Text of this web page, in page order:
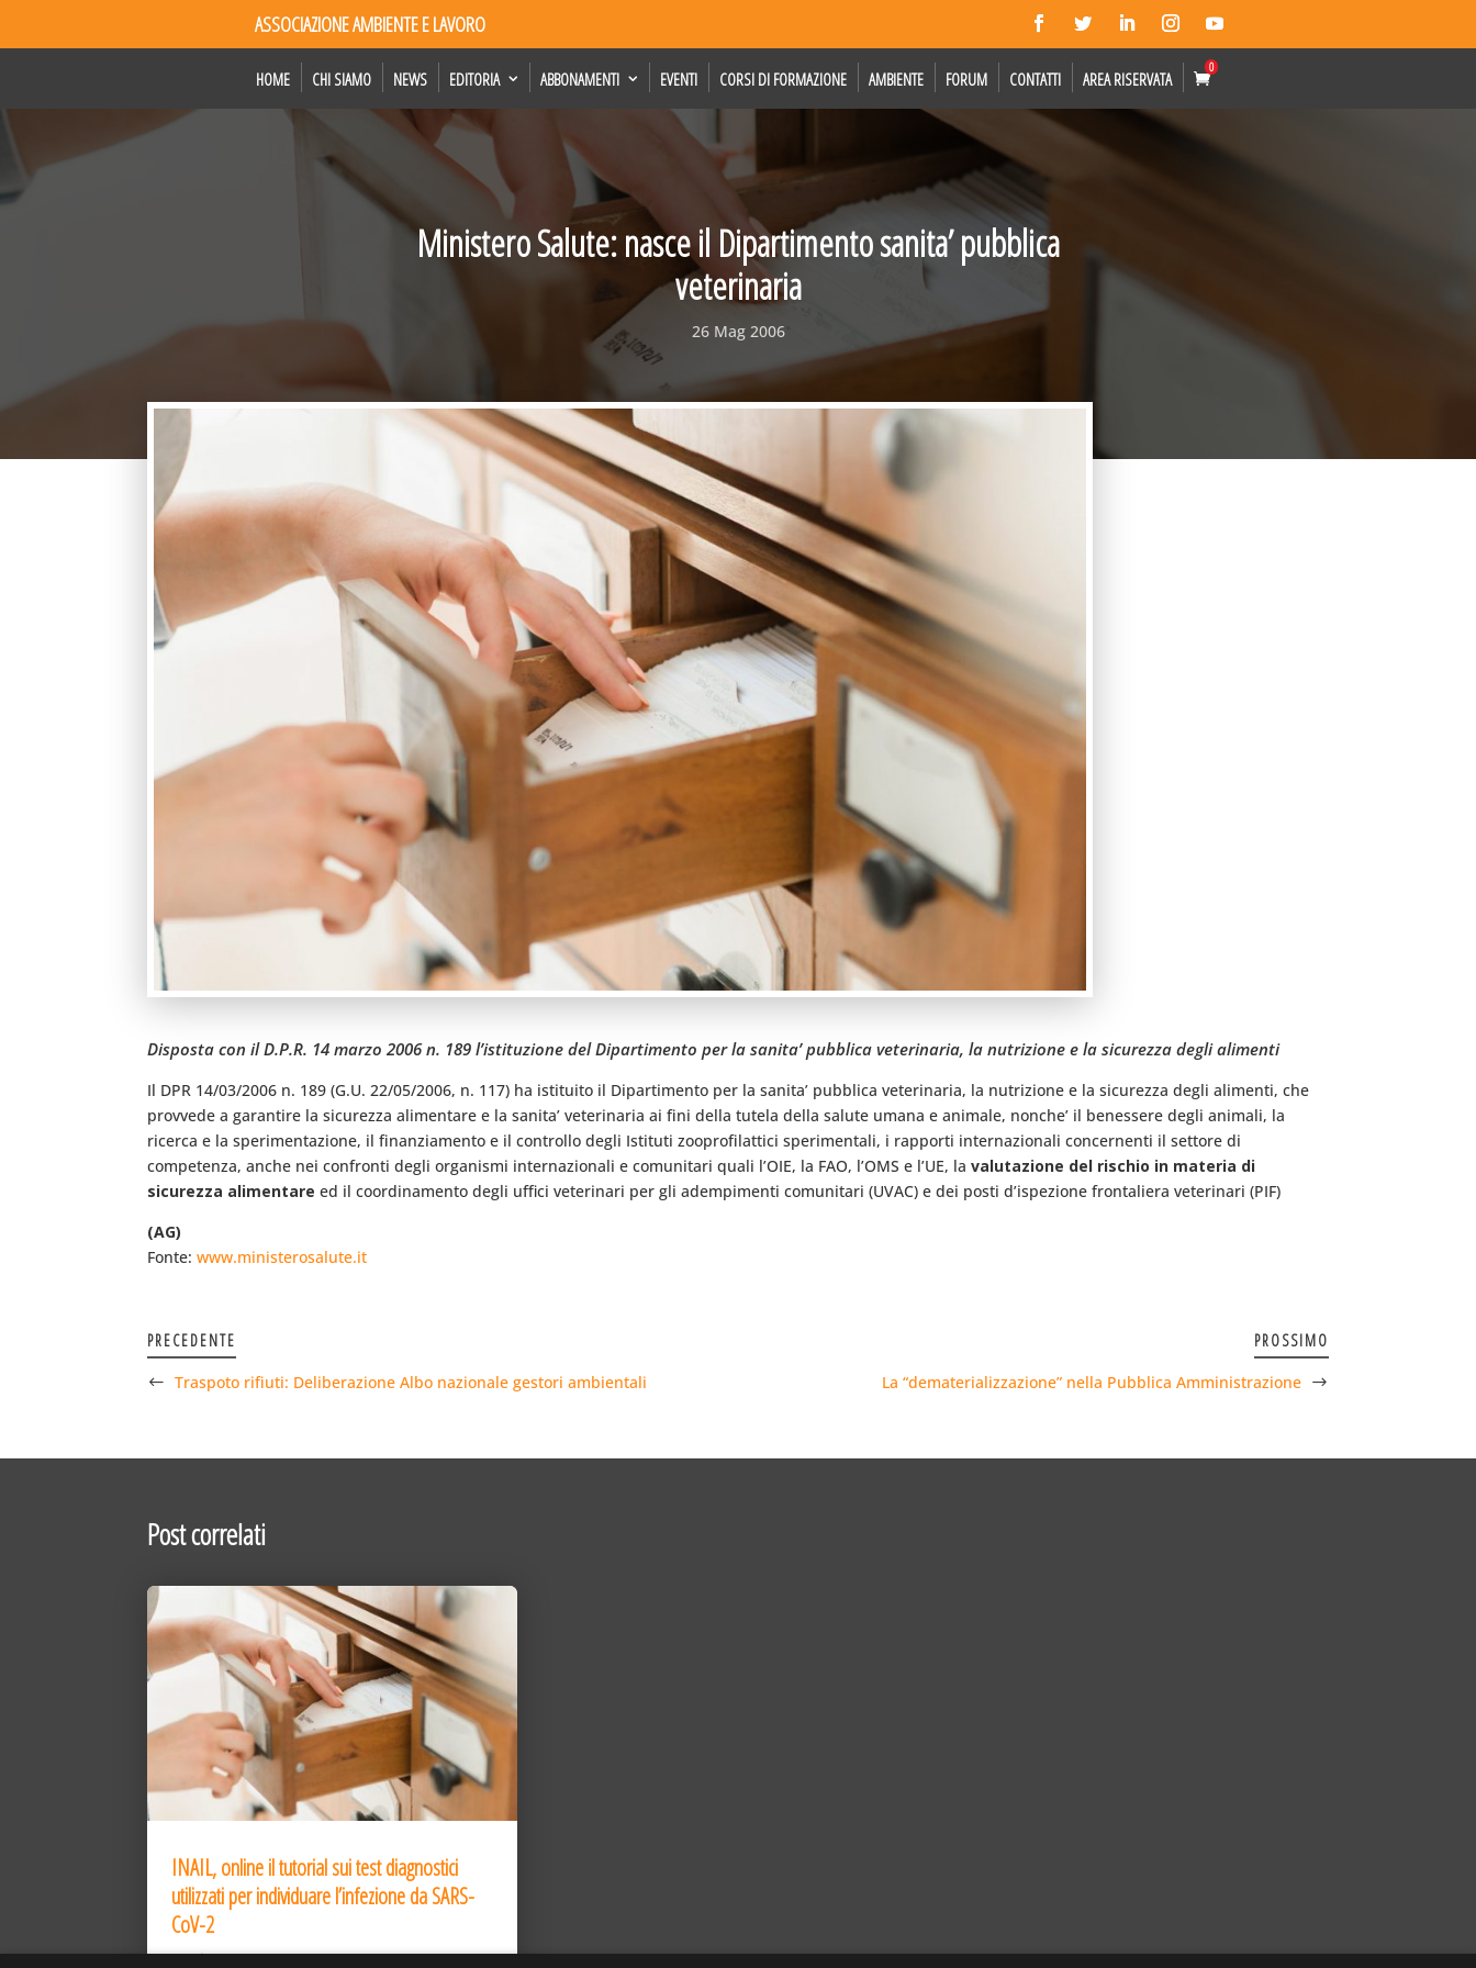
ASSOCIAZIONE AMBIENTE E LAVORO
HOME CHI SIAMO NEWS EDITORIA ABBONAMENTI EVENTI CORSI DI FORMAZIONE AMBIENTE FORUM CONTATTI AREA RISERVATA
0
Ministero Salute: nasce il Dipartimento sanita’ pubblica
veterinaria
26 Mag 2006
Disposta con il D.P.R. 14 marzo 2006 n. 189 l’istituzione del Dipartimento per la sanita’ pubblica veterinaria, la nutrizione e la sicurezza degli alimenti
Il DPR 14/03/2006 n. 189 (G.U. 22/05/2006, n. 117) ha istituito il Dipartimento per la sanita’ pubblica veterinaria, la nutrizione e la sicurezza degli alimenti, che
provvede a garantire la sicurezza alimentare e la sanita’ veterinaria ai fini della tutela della salute umana e animale, nonche’ il benessere degli animali, la
ricerca e la sperimentazione, il finanziamento e il controllo degli Istituti zooprofilattici sperimentali, i rapporti internazionali concernenti il settore di
competenza, anche nei confronti degli organismi internazionali e comunitari quali l’OIE, la FAO, l’OMS e l’UE, lavalutazione del rischio in materia di
sicurezza alimentare ed il coordinamento degli uffici veterinari per gli adempimenti comunitari (UVAC) e dei posti d’ispezione frontaliera veterinari (PIF)
(AG)
Fonte:www.ministerosalute.it
PRECEDENTE
Traspoto rifiuti: Deliberazione Albo nazionale gestori ambientali
PROSSIMO
La “dematerializzazione” nella Pubblica Amministrazione
Post correlati
INAIL, online il tutorial sui test diagnostici
utilizzati per individuare l’infezione da SARS-
CoV-2
31 Dic 2020